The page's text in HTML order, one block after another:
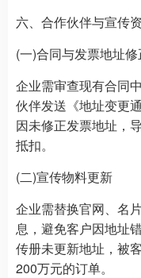
六、合作伙伴与宣传
(一)合同与发票地址修
企业需审查现有合同
伙伴发送《地址变更
因未修正发票地址，
抵扣。
(二)宣传物料更新
企业需替换官网、名
息，避免客户因地址
传册未更新地址，被
200万元的订单。